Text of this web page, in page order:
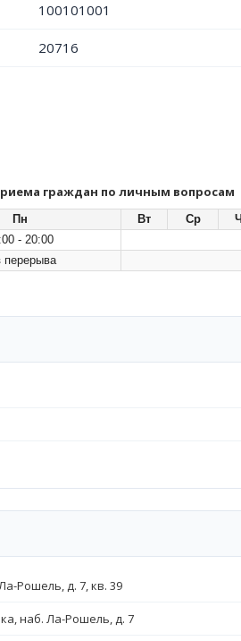
100101001
20716
граждан по личным вопросам
Пн Вт Ср
- 20:00
перерыва
Рошель, д. 7, кв. 39
наб. Ла-Рошель, д. 7